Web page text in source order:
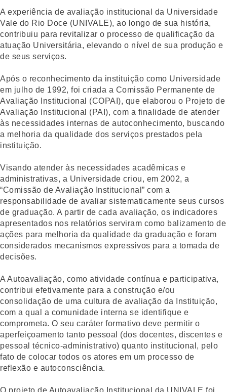
A experiência de avaliação institucional da Universidade
Vale do Rio Doce (UNIVALE), ao longo de sua história,
contribuiu para revitalizar o processo de qualificação da
atuação Universitária, elevando o nível de sua produção e
de seus serviços.
Após o reconhecimento da instituição como Universidade
em julho de 1992, foi criada a Comissão Permanente de
Avaliação Institucional (COPAI), que elaborou o Projeto de
Avaliação Institucional (PAI), com a finalidade de atender
às necessidades internas de autoconhecimento, buscando
a melhoria da qualidade dos serviços prestados pela
instituição.
Visando atender às necessidades acadêmicas e
administrativas, a Universidade criou, em 2002, a
“Comissão de Avaliação Institucional” com a
responsabilidade de avaliar sistematicamente seus cursos
de graduação. A partir de cada avaliação, os indicadores
apresentados nos relatórios serviram como balizamento de
ações para melhoria da qualidade da graduação e foram
considerados mecanismos expressivos para a tomada de
decisões.
A Autoavaliação, como atividade contínua e participativa,
contribui efetivamente para a construção e/ou
consolidação de uma cultura de avaliação da Instituição,
com a qual a comunidade interna se identifique e
comprometa. O seu caráter formativo deve permitir o
aperfeiçoamento tanto pessoal (dos docentes, discentes e
pessoal técnico-administrativo) quanto institucional, pelo
fato de colocar todos os atores em um processo de
reflexão e autoconsciência.
O projeto de Autoavaliação Institucional da UNIVALE foi